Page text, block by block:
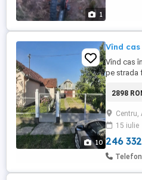
1
10
Vînd
Vînd cas
pe strada
teren 14
preț
oricînd.
2898
Centru,
15 iulie
246